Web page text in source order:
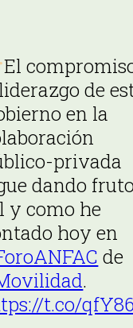
El
de
en la
privada
dando
y como he
hoy en
de
.
t.co/